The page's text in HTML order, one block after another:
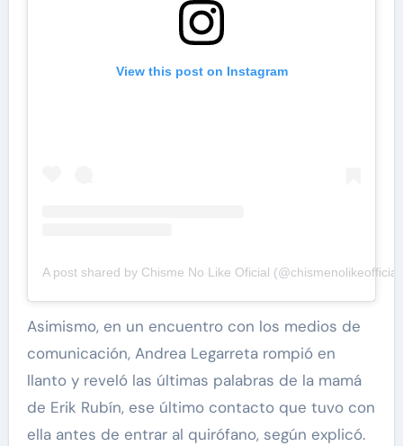
View this post on Instagram
A post shared by Chisme No Like Oficial
Asimismo, en un encuentro con los medios de
comunicación, Andrea Legarreta rompió en
llanto y reveló las últimas palabras de la mamá
de Erik Rubín, ese último contacto que tuvo con
ella antes de entrar al quirófano, según explicó.